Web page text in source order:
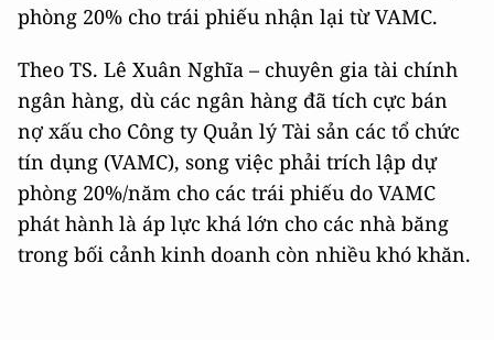
phòng 20% cho trái phiếu nhận lại từ VAMC.
Theo TS. Lê Xuân Nghĩa – chuyên gia tài chính
ngân hàng, dù các ngân hàng đã tích cực bán
nợ xấu cho Công ty Quản lý Tài sản các tổ chức
tín dụng (VAMC), song việc phải trích lập dự
phòng 20%/năm cho các trái phiếu do VAMC
phát hành là áp lực khá lớn cho các nhà băng
trong bối cảnh kinh doanh còn nhiều khó khăn.